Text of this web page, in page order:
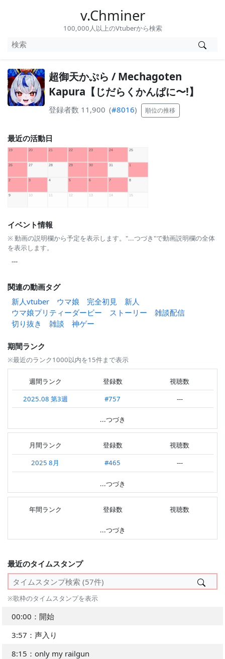
v.Chminer
100,000人以上のVtuberから検索
超御天かぷら / Mechagoten
Kapura【じだらくかんぱに〜!】
登録者数 11,900 (#8016) 順位の推移
最近の活動日
イベント情報
※ 動画の説明欄から予定を表示します。"...つづき"で動画説明欄の全体
を表示します。
---
関連の動画タグ
新人vtuber
ウマ娘 完全初見
新人
ウマ娘プリティーダービー
ストーリー
雑談配信
切り抜き
雑談 神ゲー
期間ランク
※最近のランク1000以内を15件まで表示
週間ランク 登録数
視聴数
2025.08 第3週
#757
---
#140
2025.08 第1週
#113
---
2025.07 第4週
#302
---
2025.07 第3週
#604
...つづき
月間ランク 登録数
視聴数
2025 8月
#465
---
#380
---
...つづき
年間ランク 登録数
視聴数
---
...つづき
最近のタイムスタンプ
※歌枠のタイムスタンプを表示
00:00：開始
3:57：声入り
8:15：only my railgun